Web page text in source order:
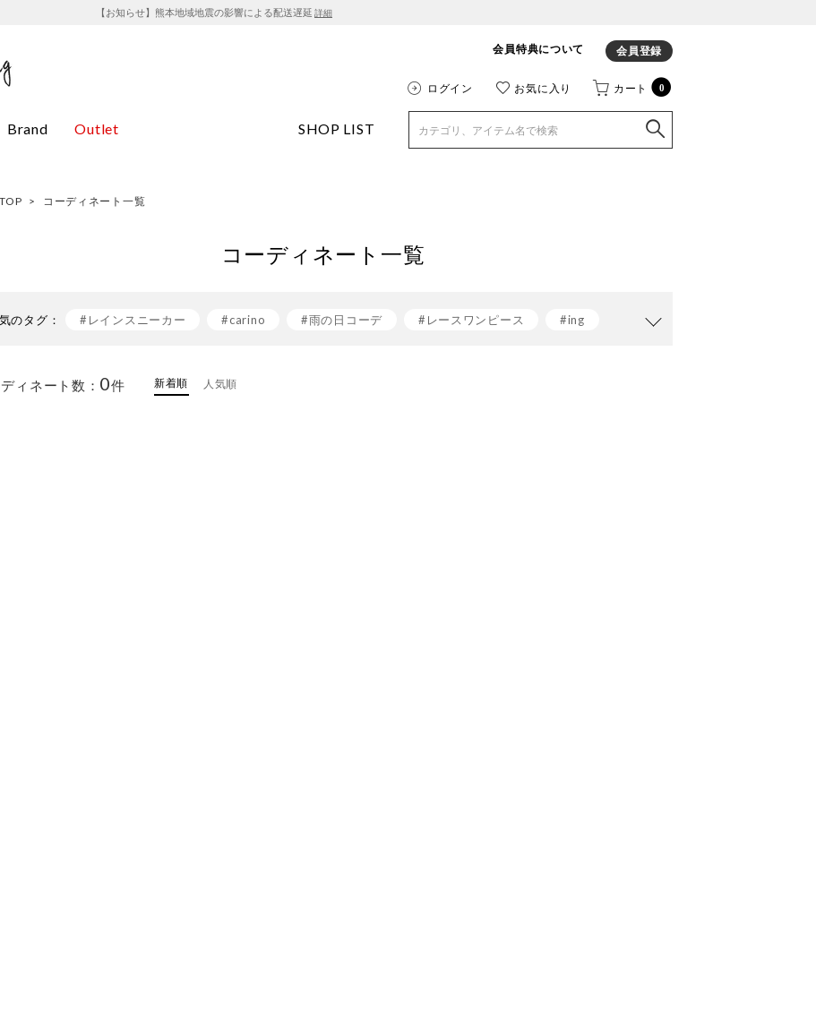
【お知らせ】熊本地域地震の影響による配送遅延 詳細
会員特典について 会員登録
ログイン お気に入り カート 0
Brand Outlet SHOP LIST
> コーディネート一覧
コーディネート一覧
のタグ： #レインスニーカー #carino #雨の日コーデ #レースワンピース
#ing
ィネート数： 0件 新着順 人気順